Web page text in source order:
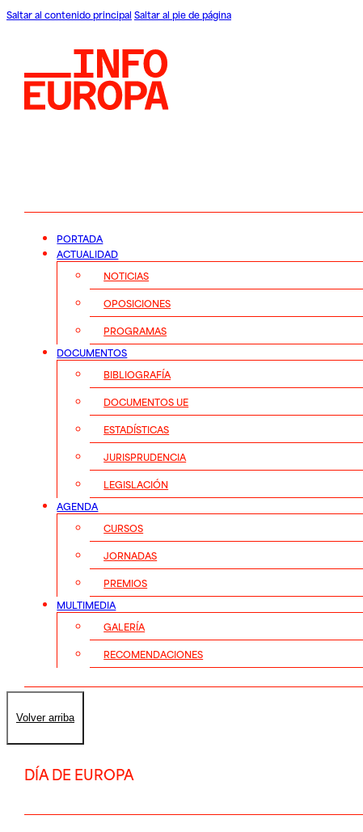
Saltar al contenido principal Saltar al pie de página
PORTADA
ACTUALIDAD
NOTICIAS
OPOSICIONES
PROGRAMAS
DOCUMENTOS
BIBLIOGRAFÍA
DOCUMENTOS UE
ESTADÍSTICAS
JURISPRUDENCIA
LEGISLACIÓN
AGENDA
CURSOS
JORNADAS
PREMIOS
MULTIMEDIA
GALERÍA
RECOMENDACIONES
Volver arriba
DÍA DE EUROPA